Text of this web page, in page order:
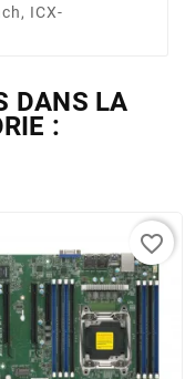
ICX-
DANS LA
:
favorite_border